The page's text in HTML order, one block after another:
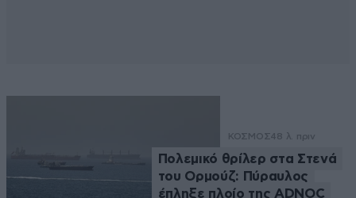
ΚΟΣΜΟΣ48 λ. πριν
Πολεμικό θρίλερ στα Στενά
του Ορμούζ: Πύραυλος
έπληξε πλοίο της ADNOC